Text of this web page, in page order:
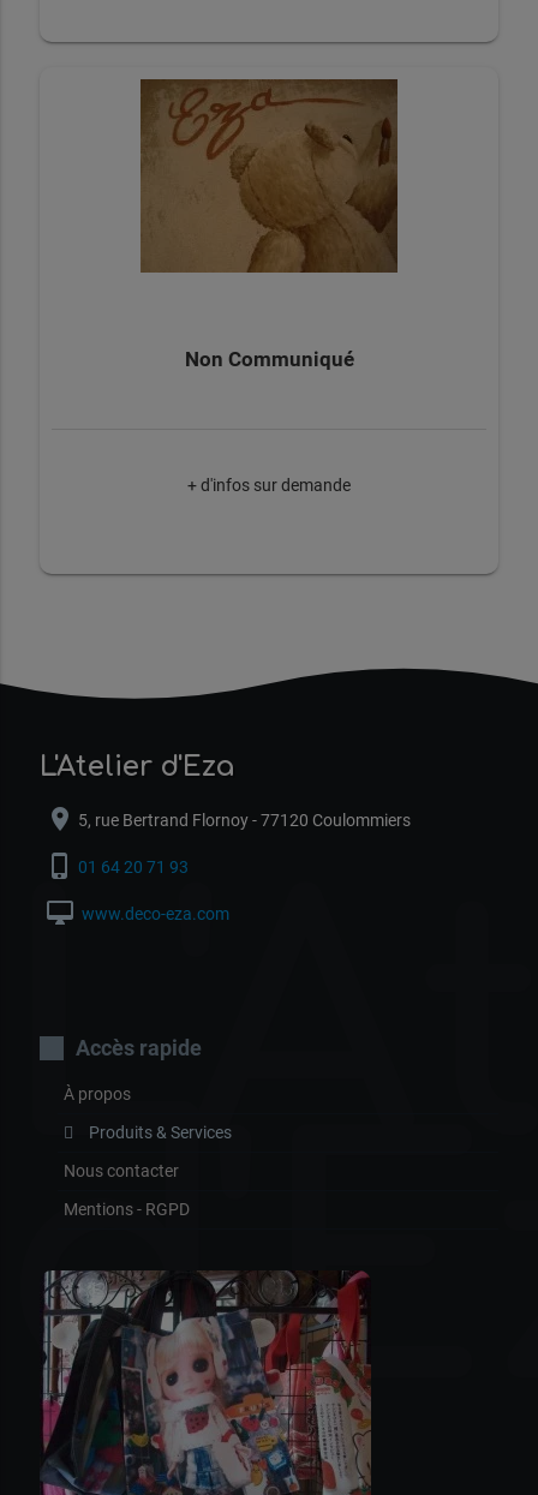
Non Communiqué
+ d'infos sur demande
L'Atelier d'Eza
location_on 5, rue Bertrand Flornoy - 77120 Coulommiers
phone_iphone 01 64 20 71 93
desktop_mac www.deco-eza.com
Accès rapide
À propos
Produits & Services
Nous contacter
Mentions - RGPD